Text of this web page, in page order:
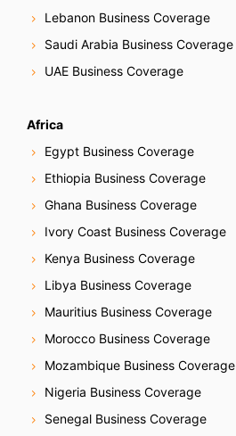
Lebanon Business Coverage
Saudi Arabia Business Coverage
UAE Business Coverage
Africa
Egypt Business Coverage
Ethiopia Business Coverage
Ghana Business Coverage
Ivory Coast Business Coverage
Kenya Business Coverage
Libya Business Coverage
Mauritius Business Coverage
Morocco Business Coverage
Mozambique Business Coverage
Nigeria Business Coverage
Senegal Business Coverage